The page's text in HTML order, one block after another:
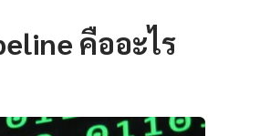
คืออะไร